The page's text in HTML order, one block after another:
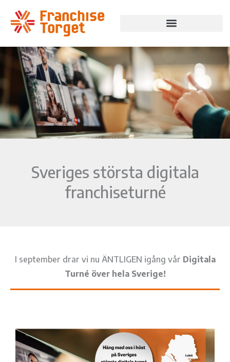
innehåll
Sveriges största digitala
franchiseturné
I september drar vi nu ÄNTLIGEN igång vår Digitala
Turné över hela Sverige!